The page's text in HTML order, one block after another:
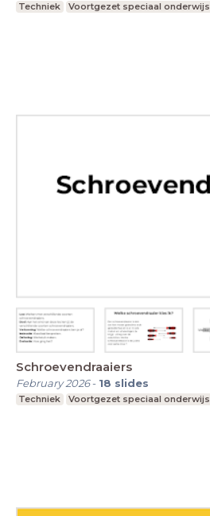
Techniek Voortgezet speciaal onderwijs
Schroevendraaiers
February 2026- 18 slides
Techniek Voortgezet speciaal onderwijs